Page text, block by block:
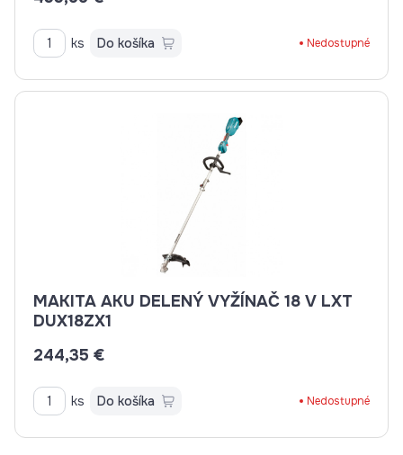
ks Do košíka Nedostupné
MAKITA AKU DELENÝ VYŽÍNAČ 18 V LXT
DUX18ZX1
244,35 €
ks Do košíka Nedostupné